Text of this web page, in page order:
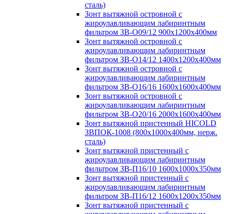
сталь)
Зонт вытяжной островной с
жироулавливающим лабиринтным
фильтром ЗВ-О09/12 900х1200х400мм
Зонт вытяжной островной с
жироулавливающим лабиринтным
фильтром ЗВ-О14/12 1400х1200х400мм
Зонт вытяжной островной с
жироулавливающим лабиринтным
фильтром ЗВ-О16/16 1600х1600х400мм
Зонт вытяжной островной с
жироулавливающим лабиринтным
фильтром ЗВ-О20/16 2000х1600х400мм
Зонт вытяжной пристенный HICOLD
ЗВПОК-1008 (800х1000х400мм, нерж.
сталь)
Зонт вытяжной пристенный с
жироулавливающим лабиринтным
фильтром ЗВ-П16/10 1600х1000х350мм
Зонт вытяжной пристенный с
жироулавливающим лабиринтным
фильтром ЗВ-П16/12 1600х1200х350мм
Зонт вытяжной пристенный с